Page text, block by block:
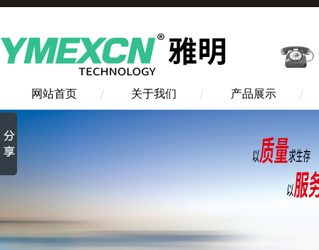
网站首页 关于我们 产品展示